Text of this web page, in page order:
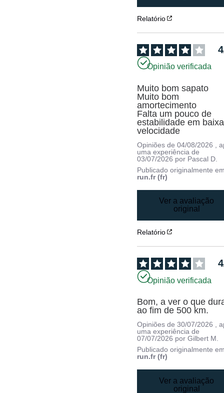
Relatório
4
Opinião verificada
Muito bom sapato
Muito bom
amortecimento
Falta um pouco de
estabilidade em baixa
velocidade
Opiniões de04/08/2026
,
uma experiência de
03/07/2026 por Pascal D.
Publicado originalmente
run.fr (fr)
Ver a avaliação
original
Relatório
4
Opinião verificada
Bom, a ver o que
ao fim de 500 km.
Opiniões de30/07/2026
,
uma experiência de
07/07/2026 porGilbert M.
Publicado originalmente
run.fr (fr)
Ver a avaliação
original